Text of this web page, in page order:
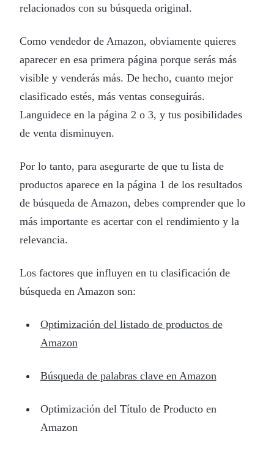
relacionados con su búsqueda original.
Como vendedor de Amazon, obviamente quieres
aparecer en esa primera página porque serás más
visible y venderás más. De hecho, cuanto mejor
clasificado estés, más ventas conseguirás.
Languidece en la página 2 o 3, y tus posibilidades
de venta disminuyen.
Por lo tanto, para asegurarte de que tu lista de
productos aparece en la página 1 de los resultados
de búsqueda de Amazon, debes comprender que lo
más importante es acertar con el rendimiento y la
relevancia.
Los factores que influyen en tu clasificación de
búsqueda en Amazon son:
Optimización del listado de productos de
Amazon
Búsqueda de palabras clave en Amazon
Optimización del Título de Producto en
Amazon